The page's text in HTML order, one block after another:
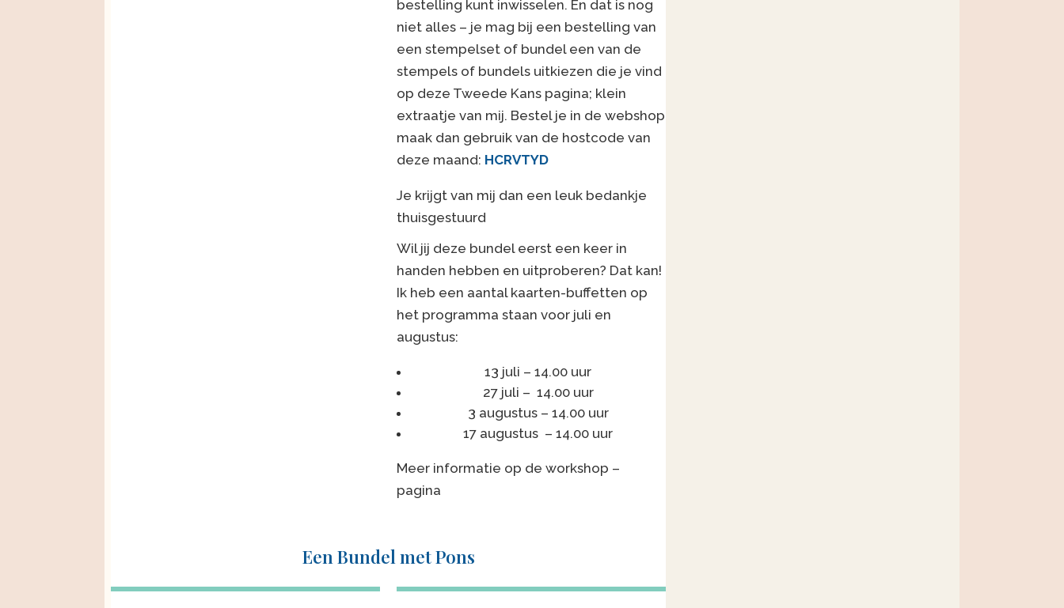
bestelling kunt inwisselen. En dat is nog
niet alles – je mag bij een bestelling van
een stempelset of bundel een van de
stempels of bundels uitkiezen die je vind
op deze Tweede Kans pagina; klein
extraatje van mij. Bestel je in de webshop
maak dan gebruik van de hostcode van
deze maand: HCRVTYD
Je krijgt van mij dan een leuk bedankje
thuisgestuurd
Wil jij deze bundel eerst een keer in
handen hebben en uitproberen? Dat kan!
Ik heb een aantal kaarten-buffetten op
het programma staan voor juli en
augustus:
13 juli – 14.00 uur
27 juli – 14.00 uur
3 augustus – 14.00 uur
17 augustus – 14.00 uur
Meer informatie op de workshop –
pagina
Een Bundel met Pons